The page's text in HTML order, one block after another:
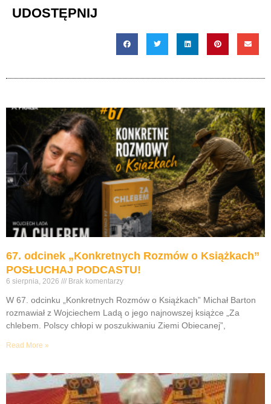
UDOSTĘPNIJ
67. odcinek „Konkretnych Rozmów o Książkach”
POSŁUCHAJ PODCASTU!
6 sierpnia, 2026 Brak komentarzy
W 67. odcinku „Konkretnych Rozmów o Książkach” Michał Barton
rozmawiał z Wojciechem Ladą o jego najnowszej książce „Za
chlebem. Polscy chłopi w poszukiwaniu Ziemi Obiecanej”,
Read More »